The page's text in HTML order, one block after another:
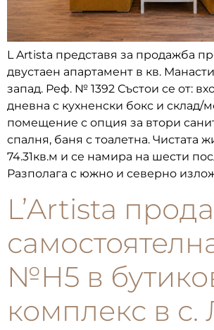
L Artista представя за продажба
двустаен апартамент в кв.
запад. Реф. № 1392 Състои се от:
дневна с кухненски бокс и склад/
помещение с опция за втори
спалня, баня с тоалетна. Чистата
74.31кв.м и се намира на шести
Разполага с южно и северно
L’Artista
№Н5 в
комплекс в с.